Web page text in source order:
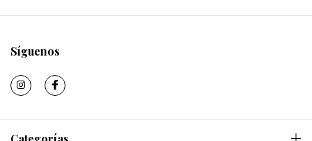
Síguenos